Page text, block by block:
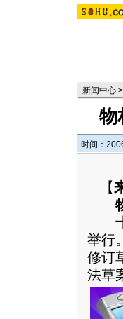
新闻中心 >
物
时间：
【
物
十
举行
修订
法草